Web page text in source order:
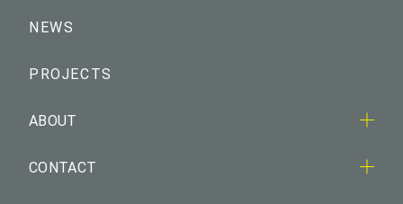
NEWS
PROJECTS
ABOUT
CONTACT